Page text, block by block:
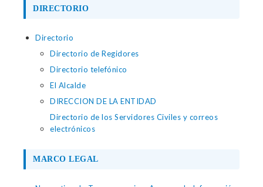
DIRECTORIO
Directorio
Directorio de Regidores
Directorio telefónico
El Alcalde
DIRECCION DE LA ENTIDAD
Directorio de los Servidores Civiles y correos
electrónicos
MARCO LEGAL